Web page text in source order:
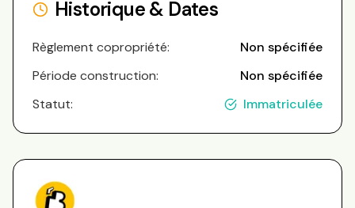
Historique & Dates
Règlement copropriété:
Non spécifiée
Période construction:
Non spécifiée
Statut:
Immatriculée